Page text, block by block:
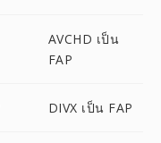
AVCHD เป็น
FAP
DIVX เป็น FAP